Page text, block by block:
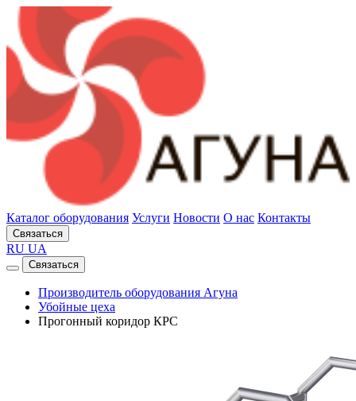
Каталог оборудования Услуги Новости О нас Контакты
Связаться
RU UA
Связаться
Производитель оборудования Агуна
Убойные цеха
Прогонный коридор КРС